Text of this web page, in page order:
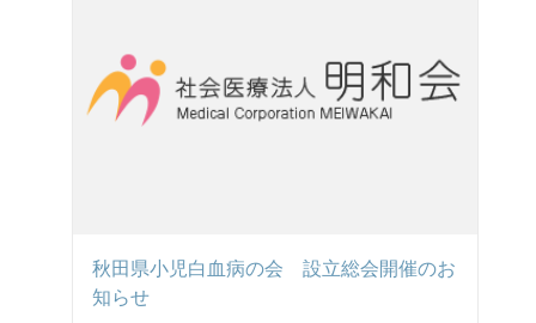
秋田県小児白血病の会 設立総会開催のお
知らせ